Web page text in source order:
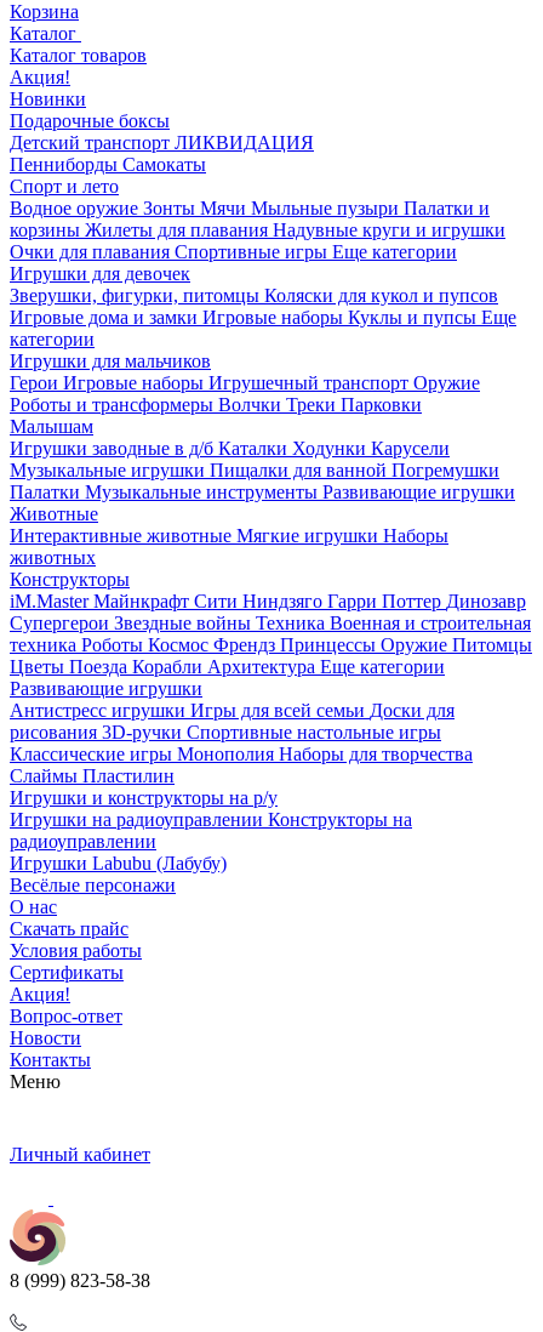
Корзина
Каталог
Каталог товаров
Акция!
Новинки
Подарочные боксы
Детский транспорт ЛИКВИДАЦИЯ
Пенниборды Самокаты
Спорт и лето
Водное оружие Зонты Мячи Мыльные пузыри Палатки и
корзины Жилеты для плавания Надувные круги и игрушки
Очки для плавания Спортивные игры Еще категории
Игрушки для девочек
Зверушки, фигурки, питомцы Коляски для кукол и пупсов
Игровые дома и замки Игровые наборы Куклы и пупсы Еще
категории
Игрушки для мальчиков
Герои Игровые наборы Игрушечный транспорт Оружие
Роботы и трансформеры Волчки Треки Парковки
Малышам
Игрушки заводные в д/б Каталки Ходунки Карусели
Музыкальные игрушки Пищалки для ванной Погремушки
Палатки Музыкальные инструменты Развивающие игрушки
Животные
Интерактивные животные Мягкие игрушки Наборы
животных
Конструкторы
iM.Master Майнкрафт Сити Ниндзяго Гарри Поттер Динозавр
Супергерои Звездные войны Техника Военная и строительная
техника Роботы Космос Френдз Принцессы Оружие Питомцы
Цветы Поезда Корабли Архитектура Еще категории
Развивающие игрушки
Антистресс игрушки Игры для всей семьи Доски для
рисования 3D-ручки Спортивные настольные игры
Классические игры Монополия Наборы для творчества
Слаймы Пластилин
Игрушки и конструкторы на р/у
Игрушки на радиоуправлении Конструкторы на
радиоуправлении
Игрушки Labubu (Лабубу)
Весёлые персонажи
О нас
Скачать прайс
Условия работы
Сертификаты
Акция!
Вопрос-ответ
Новости
Контакты
Меню
Личный кабинет
8 (999) 823-58-38